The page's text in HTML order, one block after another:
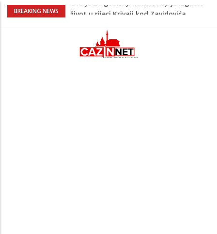
BREAKING NEWS
Na Ahiret preselio LJUBIJANKIĆ (Hasan)
Teška nesreća u BiH: Poginuo
motociklista
Na Ahiret preselio HALILOVIĆ (Smajil)